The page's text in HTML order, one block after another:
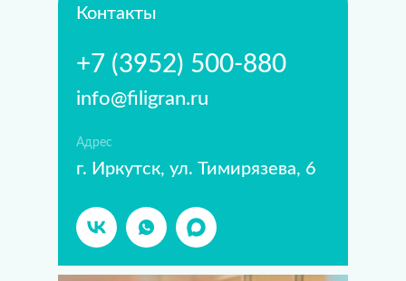
info@filigran.ru
+7 (3952) 500-880
г. Иркутск, ул. Тимирязева, 6
Адрес
Контакты